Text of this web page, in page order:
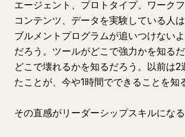
エージェント、プロトタイプ、ワークフ
コンテンツ、データを実験している人
ブルメントプログラムが追いつけない
だろう。ツールがどこで強力かを知る
どこで壊れるかを知るだろう。以前は2
たことが、今や1時間でできることを知
その直感がリーダーシップスキルになる